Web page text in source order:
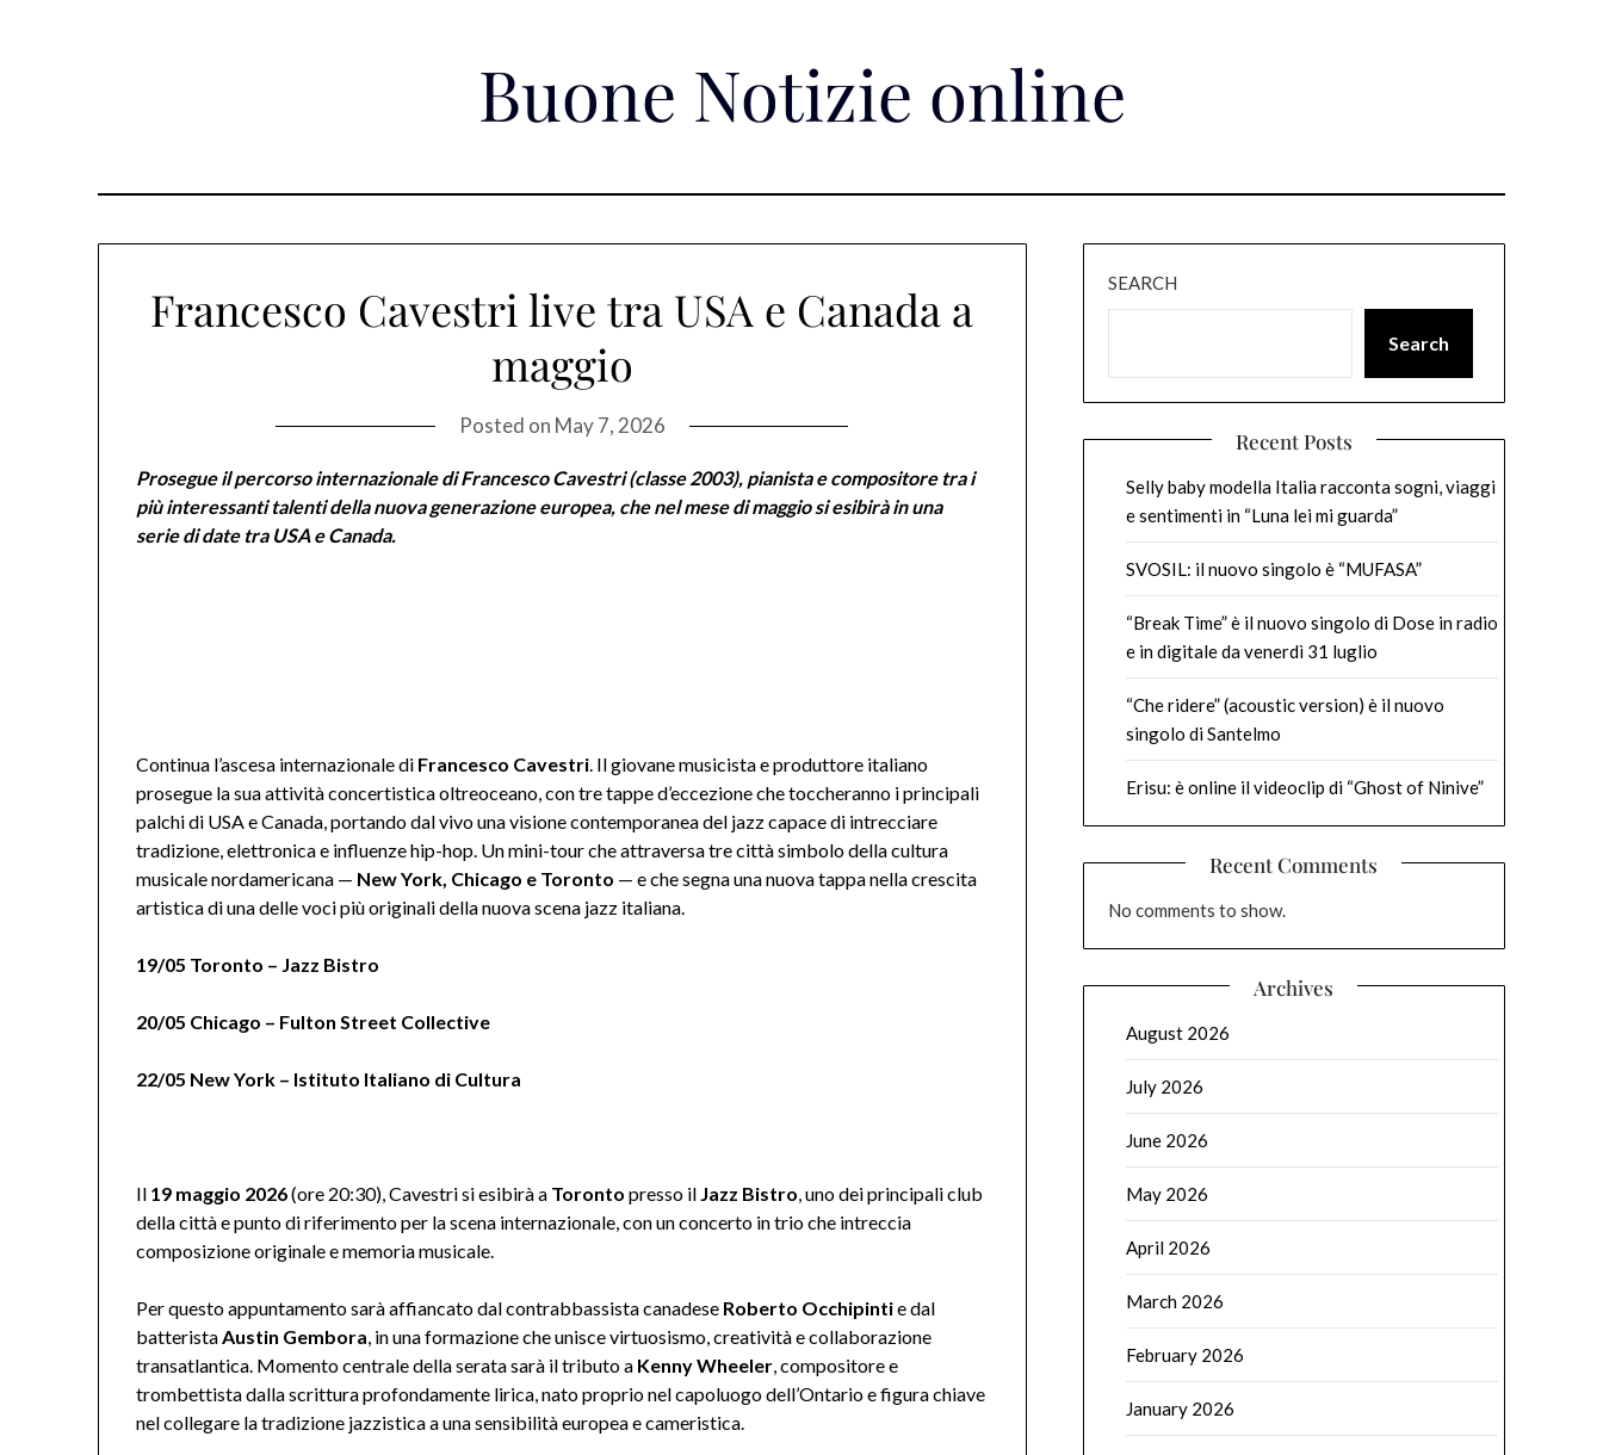
Buone Notizie online
Francesco Cavestri live tra USA e Canada a
maggio
Posted on May 7, 2026
Prosegue il percorso internazionale di Francesco Cavestri (classe 2003), pianista e compositore tra i
più interessanti talenti della nuova generazione europea, che nel mese di maggio si esibirà in una
serie di date tra USA e Canada.
Continua l’ascesa internazionale di Francesco Cavestri. Il giovane musicista e produttore italiano
prosegue la sua attività concertistica oltreoceano, con tre tappe d’eccezione che toccheranno i principali
palchi di USA e Canada, portando dal vivo una visione contemporanea del jazz capace di intrecciare
tradizione, elettronica e influenze hip-hop. Un mini-tour che attraversa tre città simbolo della cultura
musicale nordamericana — New York, Chicago e Toronto — e che segna una nuova tappa nella crescita
artistica di una delle voci più originali della nuova scena jazz italiana.
19/05 Toronto – Jazz Bistro
20/05 Chicago – Fulton Street Collective
22/05 New York – Istituto Italiano di Cultura
Il 19 maggio 2026(ore 20:30), Cavestri si esibirà a Toronto presso il Jazz Bistro, uno dei principali club
della città e punto di riferimento per la scena internazionale, con un concerto in trio che intreccia
composizione originale e memoria musicale.
Per questo appuntamento sarà affiancato dal contrabbassista canadese Roberto Occhipintie dal
batteristaAustin Gembora, in una formazione che unisce virtuosismo, creatività e collaborazione
transatlantica. Momento centrale della serata sarà il tributo a Kenny Wheeler, compositore e
trombettista dalla scrittura profondamente lirica, nato proprio nel capoluogo dell’Ontario e figura chiave
nel collegare la tradizione jazzistica a una sensibilità europea e cameristica.
SEARCH
Search
Recent Posts
Selly baby modella Italia racconta sogni, viaggi
e sentimenti in “Luna lei mi guarda”
SVOSIL: il nuovo singolo è “MUFASA”
“Break Time” è il nuovo singolo di Dose in radio
e in digitale da venerdì 31 luglio
“Che ridere” (acoustic version) è il nuovo
singolo di Santelmo
Erisu: è online il videoclip di “Ghost of Ninive”
Recent Comments
No comments to show.
Archives
August 2026
July 2026
June 2026
May 2026
April 2026
March 2026
February 2026
January 2026